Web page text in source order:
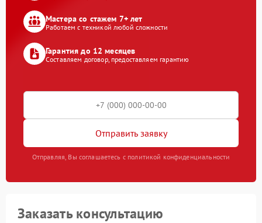
Мастера со стажем 7+ лет
Работаем с техникой любой сложности
Гарантия до 12 месяцев
Составляем договор, предоставляем гарантию
Отправить заявку
Отправляя, Вы соглашаетесь с политикой конфиденциальности
Заказать консультацию